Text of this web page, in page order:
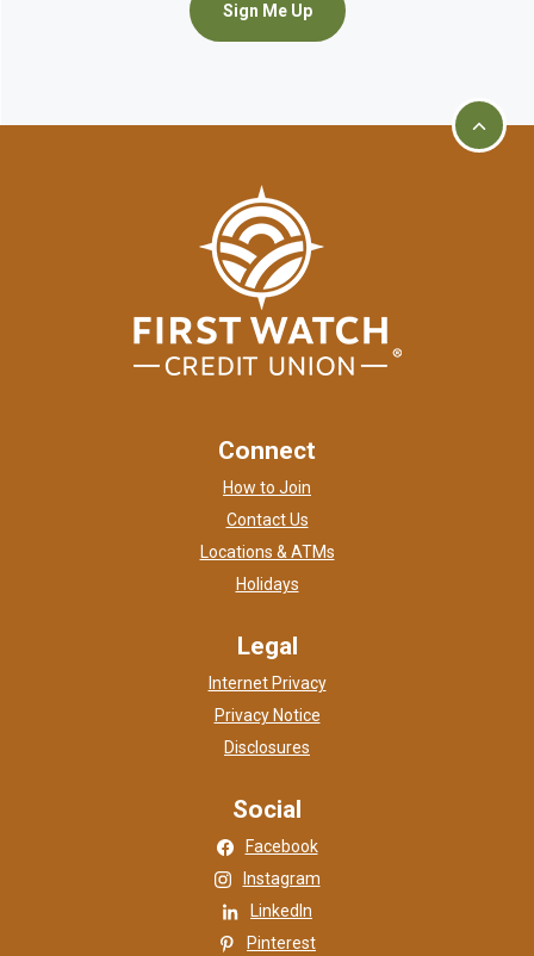
Sign Me Up
Go to
First Watch Credit Union
Connect
How to Join
Contact Us
Locations & ATMs
Holidays
Legal
Internet Privacy
Privacy Notice
Disclosures
Social
Facebook(Opens in a new Window)
Instagram(Opens in a new Window)
LinkedIn
Pinterest(Opens in a new Window)